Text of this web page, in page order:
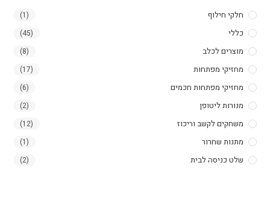
חלקי חילוף
(1)
כללי (45)
מוצרים לכלב (8)
מחזיקי מפתחות (17)
מחזיקי מפתחות חכמים (6)
מנורות ליטופן (2)
משחקים לקשב וריכוז (12)
מתנות שחרור (1)
שלט כניסה לבית (2)